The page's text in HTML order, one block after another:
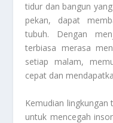
tidur dan bangun
pekan, dapat
tubuh. Dengan
terbiasa merasa
setiap malam,
cepat dan
Kemudian
untuk mencegah